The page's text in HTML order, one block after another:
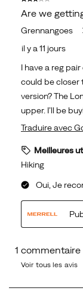
Voir tous les avis